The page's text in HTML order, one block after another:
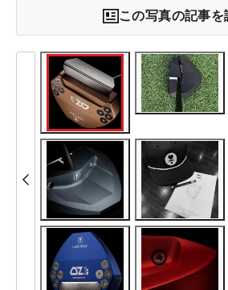
この写真の記事を